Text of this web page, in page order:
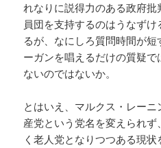
れなりに説得力のある政府
員団を支持するのはうなず
るが、なにしろ質問時間が
ーガンを唱えるだけの質疑
ないのではないか。
とはいえ、マルクス・レー
産党という党名を変えられ
く老人党となりつつある現